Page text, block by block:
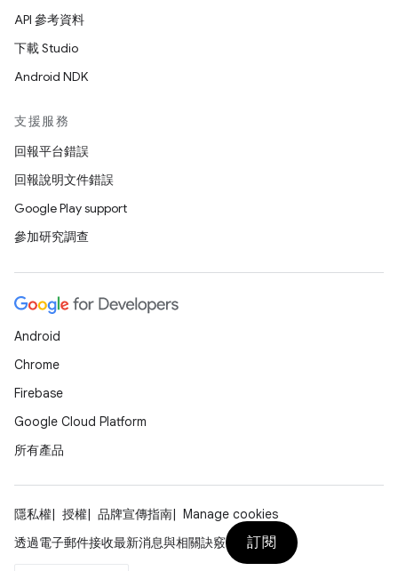
API 參考資料
下載 Studio
Android NDK
支援服務
回報平台錯誤
回報說明文件錯誤
Google Play support
參加研究調查
Android
Chrome
Firebase
Google Cloud Platform
所有產品
隱私權 授權 品牌宣傳指南
Manage cookies
透過電子郵件接收最新消息與相關訣竅
訂閱